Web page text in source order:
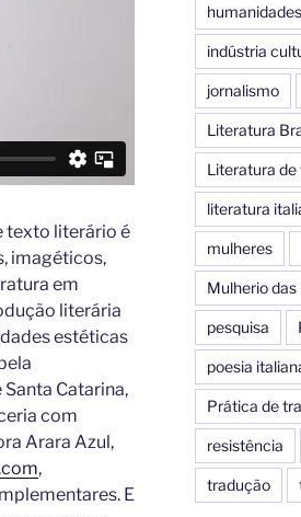
texto literário é
imagéticos,
em
literária
estéticas
Catarina,
com
Arara Azul,
,
E
humanidades
indústria
jornalismo
Literatura
Literatura de
literatura
mulheres
Mulherio das
pesquisa
poesia
Prática de
resistência
tradução